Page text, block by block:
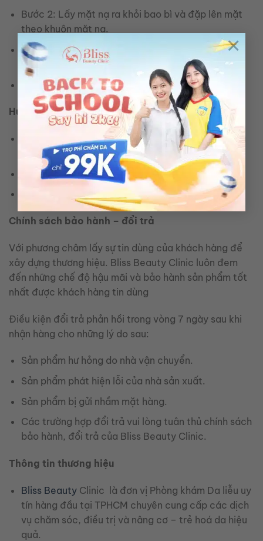
×
Bước 2: Lấy mặt nạ ra khỏi bao bì và đặp lên mặt
theo khuôn mặt nạ.
Bước 3: Ấn nhẹ mặt nạ vào khuôn mặt để mặt nạ
dính đều.
Bước 4: Tháo mặt nạ sau 15-20 phút sử dụng.
Hướng dẫn bảo quản
Bảo quản nơi khô ráo, thoáng mát, tránh ánh nắng
trực tiếp.
Tránh xa tầm tay trẻ em.
Đậy nắp kín sau khi sử dụng.
Chính sách bảo hành – đổi trả
Với phương châm lấy sự tin dùng của khách hàng để
xây dựng thương hiệu. Bliss Beauty Clinic luôn đem
đến những chế độ hậu mãi và bảo hành sản phẩm tốt
nhất được khách hàng tin dùng
Điều kiện đổi trả phản hồi trong vòng 7 ngày sau khi
nhận hàng cho những lý do sau:
Sản phẩm hư hỏng do nhà vận chuyển.
Sản phẩm phát hiện lỗi của nhà sản xuất.
Sản phẩm bị gửi nhầm mặt hàng.
Các trường hợp đổi trả vui lòng tuân thủ chính sách
bảo hành, đổi trả của Bliss Beauty Clinic.
Thông tin thương hiệu
Bliss BeautyClinic là đơn vị Phòng khám Da liễu uy
tín hàng đầu tại TPHCM chuyên cung cấp các dịch
vụ chăm sóc, điều trị và nâng cơ – trẻ hoá da hiệu
quả.